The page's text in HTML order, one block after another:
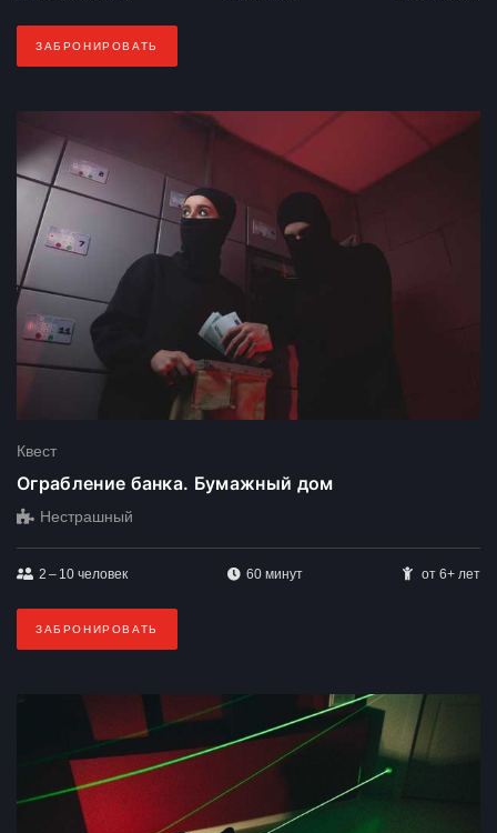
ЗАБРОНИРОВАТЬ
Квест
Ограбление банка. Бумажный дом
Нестрашный
2 – 10 человек 60 минут от 6+ лет
ЗАБРОНИРОВАТЬ